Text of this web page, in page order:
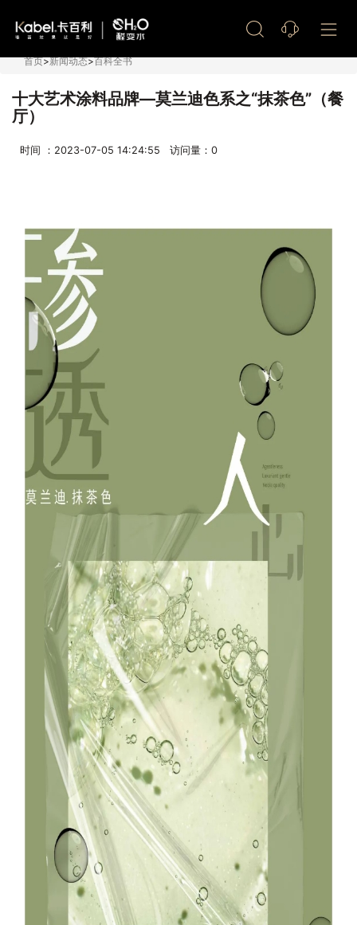
首页>新闻动态>百科全书
十大艺术涂料品牌—莫兰迪色系之“抹茶色”（餐
厅）
时间 ：2023-07-05 14:24:55 访问量： 0